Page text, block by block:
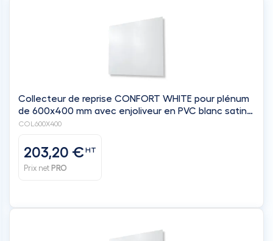
Collecteur de reprise CONFORT WHITE pour plénum
de 600x400 mm avec enjoliveur en PVC blanc satiné
de 800x600 mm - filtre inclus - BAILLINDUSTRIE
COL600X400
203,20 €HT
Prix net PRO